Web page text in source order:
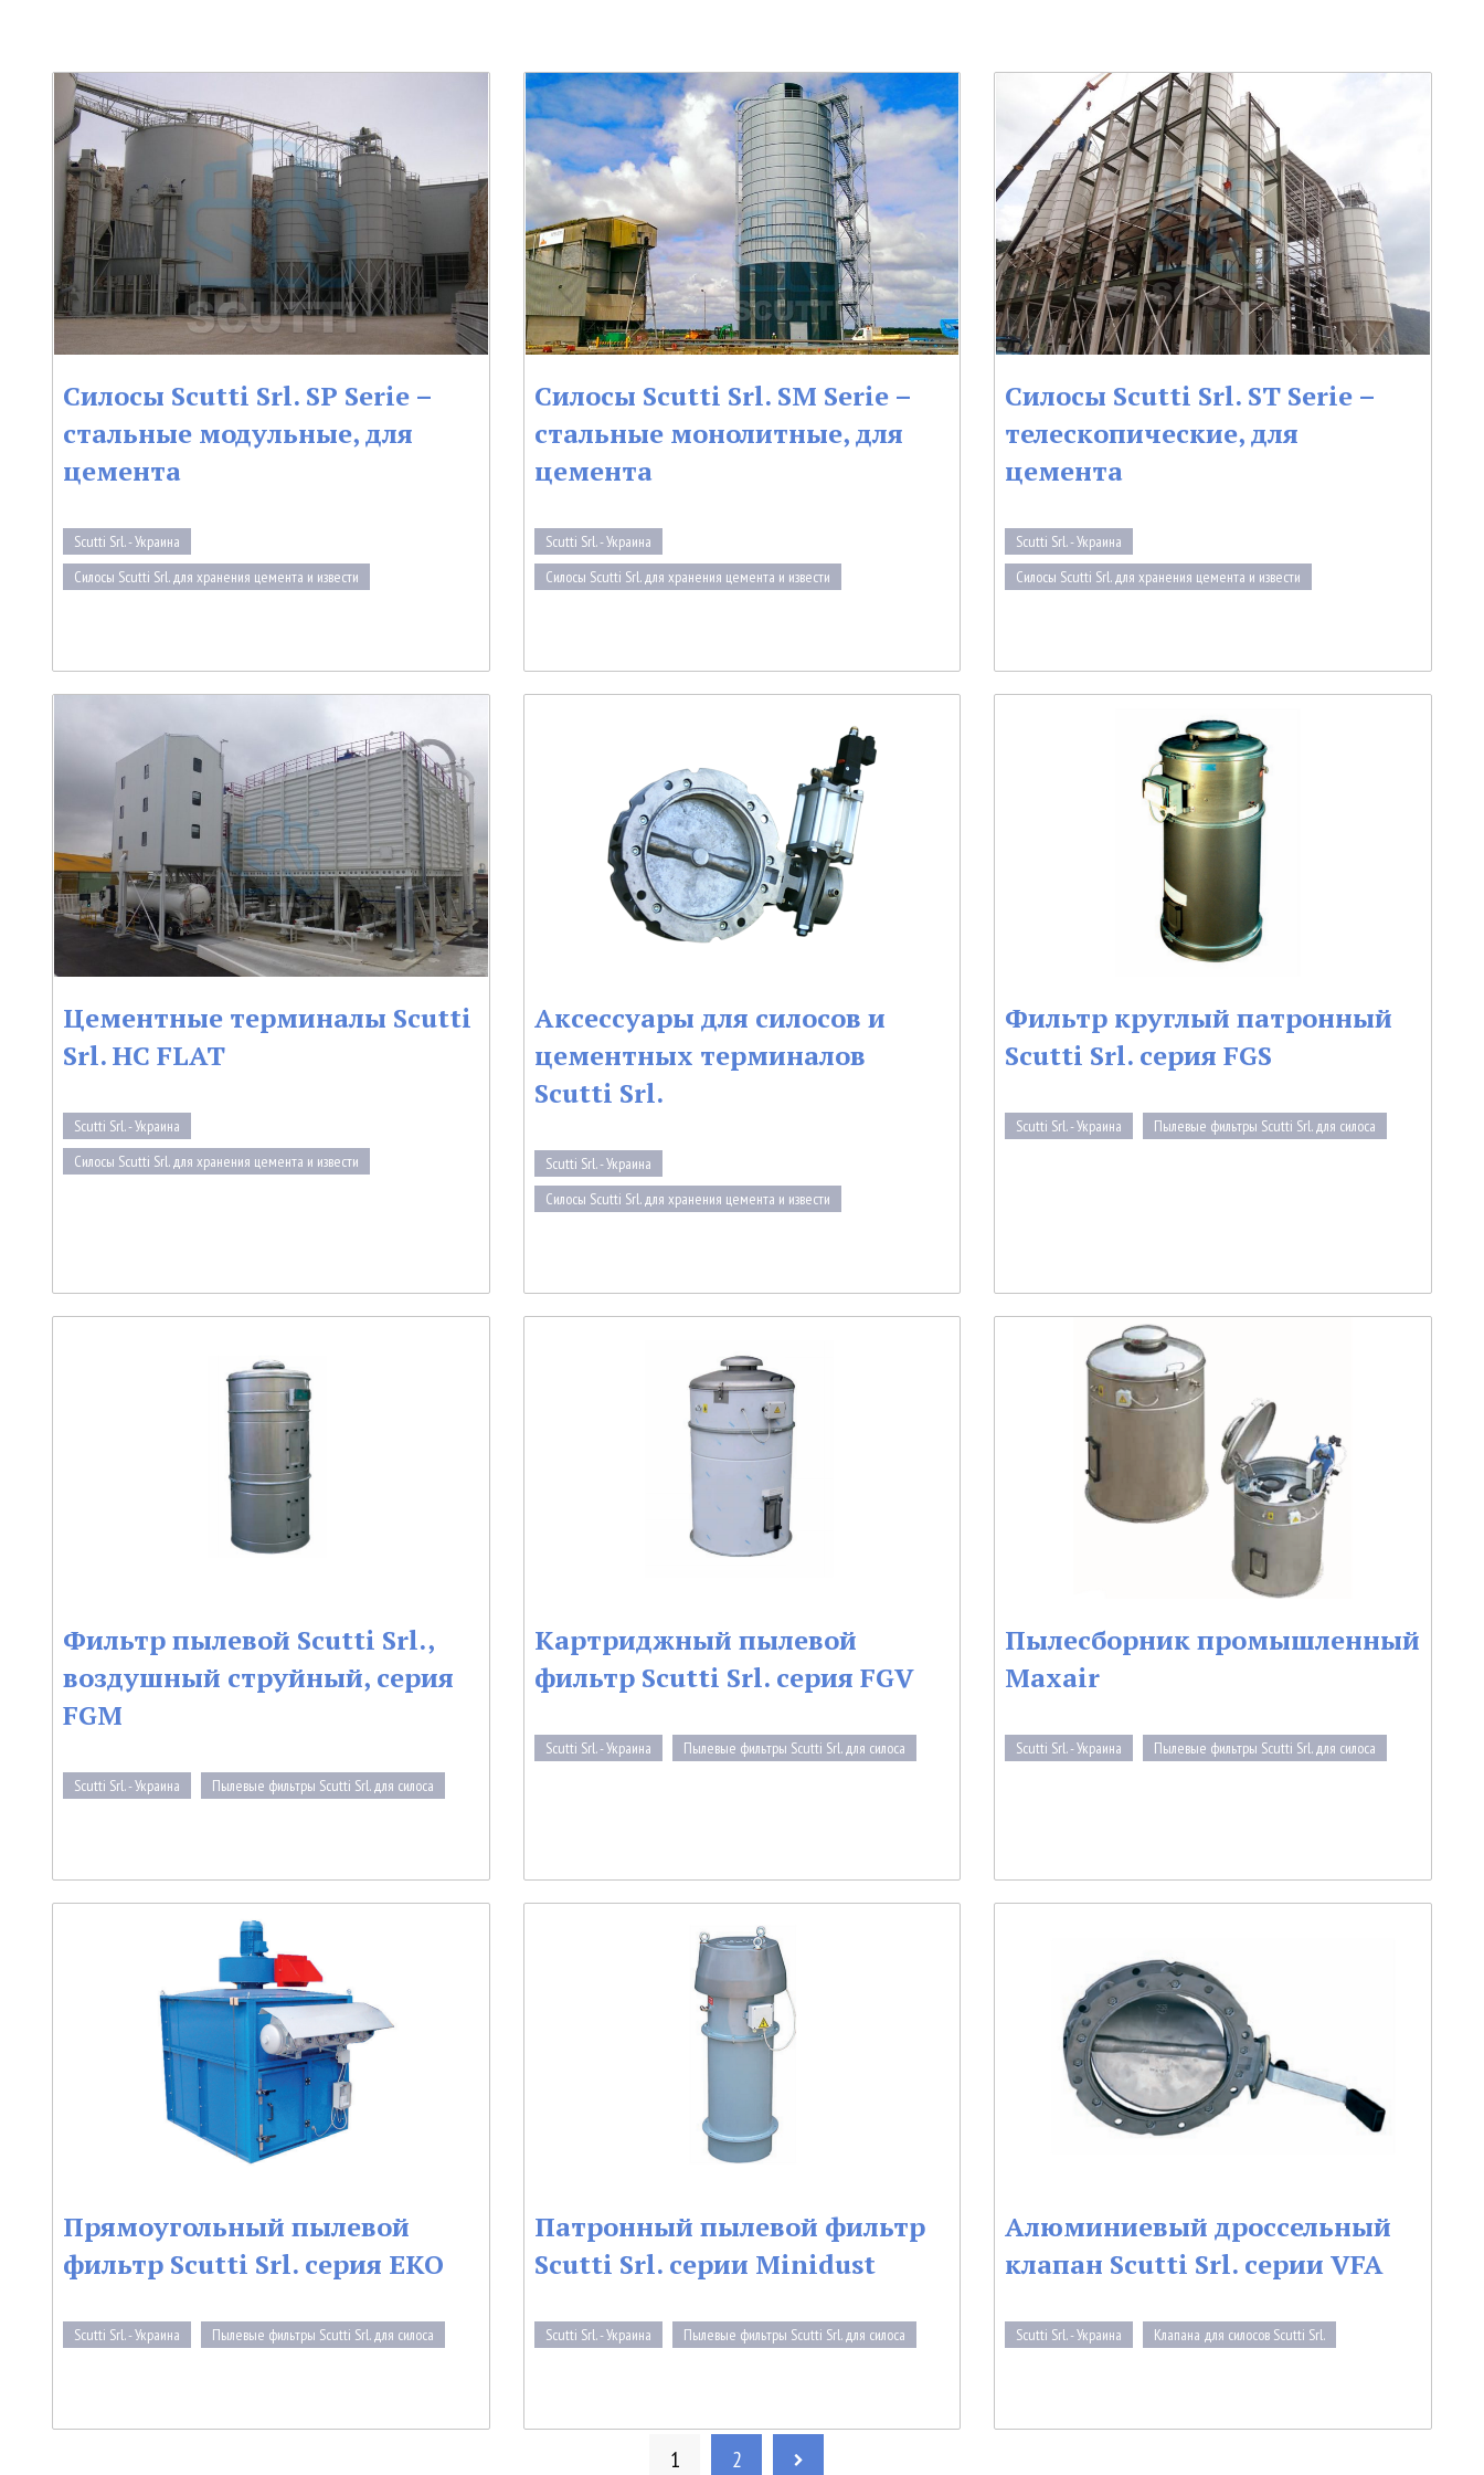
Силосы Scutti Srl. SP Serie –
стальные модульные, для
цемента
Scutti Srl. - Украина
Силосы Scutti Srl. для хранения цемента и извести
Силосы Scutti Srl. SM Serie –
стальные монолитные, для
цемента
Scutti Srl. - Украина
Силосы Scutti Srl. для хранения цемента и извести
Силосы Scutti Srl. ST Serie –
телескопические, для
цемента
Scutti Srl. - Украина
Силосы Scutti Srl. для хранения цемента и извести
Цементные терминалы Scutti
Srl. HC FLAT
Scutti Srl. - Украина
Силосы Scutti Srl. для хранения цемента и извести
Аксессуары для силосов и
цементных терминалов
Scutti Srl.
Scutti Srl. - Украина
Силосы Scutti Srl. для хранения цемента и извести
Фильтр круглый патронный
Scutti Srl. серия FGS
Scutti Srl. - Украина Пылевые фильтры Scutti Srl. для силоса
Фильтр пылевой Scutti Srl.,
воздушный струйный, серия
FGM
Scutti Srl. - Украина Пылевые фильтры Scutti Srl. для силоса
Картриджный пылевой
фильтр Scutti Srl. серия FGV
Scutti Srl. - Украина Пылевые фильтры Scutti Srl. для силоса
Пылесборник промышленный
Maxair
Scutti Srl. - Украина Пылевые фильтры Scutti Srl. для силоса
Прямоугольный пылевой
фильтр Scutti Srl. серия EKO
Scutti Srl. - Украина Пылевые фильтры Scutti Srl. для силоса
Патронный пылевой фильтр
Scutti Srl. серии Minidust
Scutti Srl. - Украина Пылевые фильтры Scutti Srl. для силоса
Алюминиевый дроссельный
клапан Scutti Srl. серии VFA
Scutti Srl. - Украина Клапана для силосов Scutti Srl.
1 2